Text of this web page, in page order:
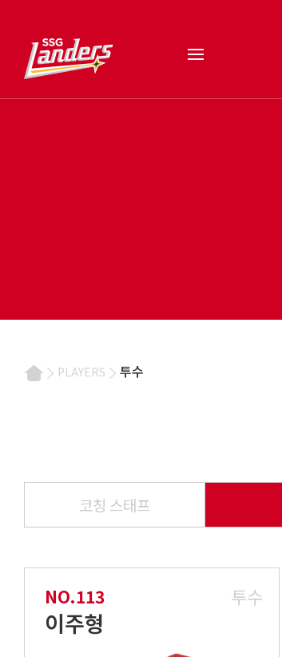
PLAYERS 투수
코칭 스태프
투수
NO.113
이주형